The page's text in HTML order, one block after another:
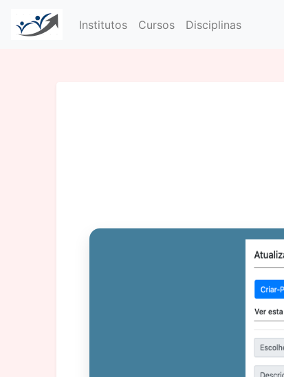
Institutos Cursos Disciplinas